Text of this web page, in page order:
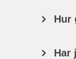
Hur
Har